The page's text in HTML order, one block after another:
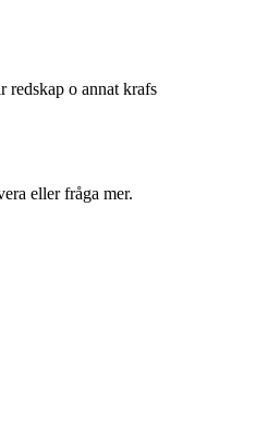
redskap o annat krafs
eller fråga mer.